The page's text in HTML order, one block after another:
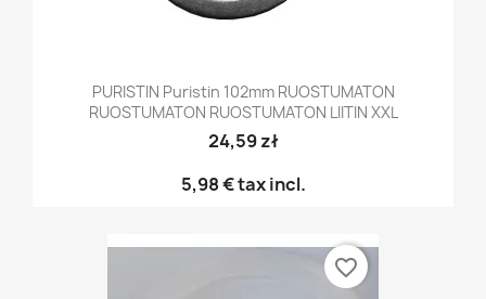
PURISTIN Puristin 102mm RUOSTUMATON
RUOSTUMATON RUOSTUMATON LIITIN XXL
24,59 zł
5,98 €tax incl.
favorite_border